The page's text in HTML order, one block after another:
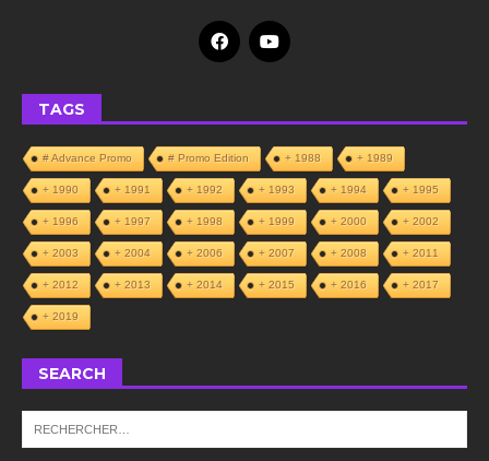
TAGS
# Advance Promo # Promo Edition + 1988 + 1989
+ 1990 + 1991 + 1992 + 1993 + 1994 + 1995
+ 1996 + 1997 + 1998 + 1999 + 2000 + 2002
+ 2003 + 2004 + 2006 + 2007 + 2008 + 2011
+ 2012 + 2013 + 2014 + 2015 + 2016 + 2017
+ 2019
SEARCH